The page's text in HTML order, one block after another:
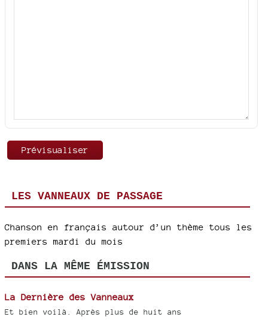
LES VANNEAUX DE PASSAGE
Chanson en français autour d’un thème tous les
premiers mardi du mois
DANS LA MÊME ÉMISSION
La Dernière des Vanneaux
Et bien voilà. Après plus de huit ans